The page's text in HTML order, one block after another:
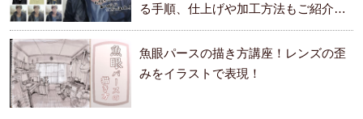
る手順、仕上げや加工方法もご紹介し
ます。
魚眼パースの描き方講座！レンズの歪
みをイラストで表現！